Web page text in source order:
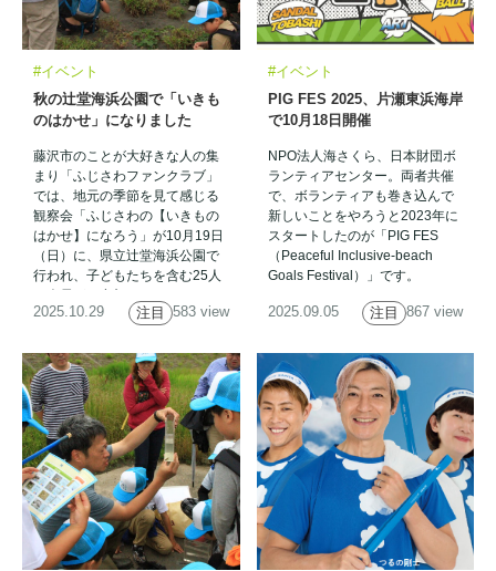
#イベント
秋の辻堂海浜公園で「いきも
のはかせ」になりました
藤沢市のことが大好きな人の集
まり「ふじさわファンクラブ」
では、地元の季節を見て感じる
観察会「ふじさわの【いきもの
はかせ】になろう」が10月19日
（日）に、県立辻堂海浜公園で
行われ、子どもたちを含む25人
の会員が、参加しました。
2025.10.29 583 view
注目
#イベント
PIG FES 2025、片瀬東浜海岸
で10月18日開催
NPO法人海さくら、日本財団ボ
ランティアセンター。両者共催
で、ボランティアも巻き込んで
新しいことをやろうと2023年に
スタートしたのが「PIG FES
（Peaceful Inclusive-beach
Goals Festival）」です。
2025.09.05 867 view
注目